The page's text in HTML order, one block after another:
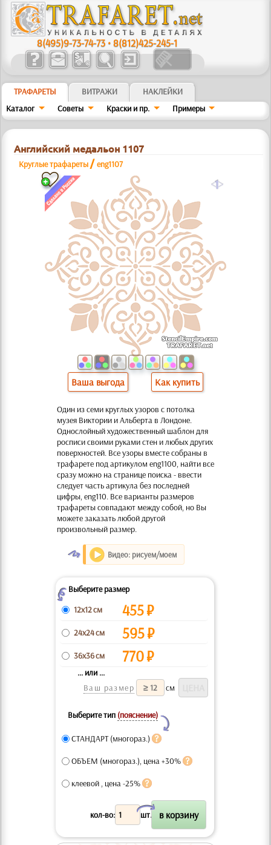
8(495)9-73-74-73 •8(812)425-245-1
ТРАФАРЕТЫ ВИТРАЖИ
НАКЛЕЙКИ
Каталог
Советы Краски и пр. Примеры
Английский медальон 1107
Круглые трафареты /eng1107
a
Ваша выгода Как купить
Один из семи круглых узоров с потолка
музея Виктории и Альберта в Лондоне.
Однослойный художественный шаблон для
росписи своими руками стен и любых других
поверхностей. Все узоры вместе собраны в
трафарете под артикулом eng1100, найти все
сразу можно на странице поиска - ввести
следует часть артикула без последней
цифры, eng110. Все варианты размеров
трафареты совпадают между собой, но Вы
можете заказать любой другой
произвольный размер.
O Видео: рисуем/моем
ZВыберите размер
12x12 см
455₽
24x24 см 595₽
36x36 см 770₽
... или ...
Ваш размер
см
Выберите тип (пояснение)
Y
СТАНДАРТ (многораз.)
ОБЪЕМ (многораз.), цена +30%
клеевой , цена -25%
кол-во: шт.
X